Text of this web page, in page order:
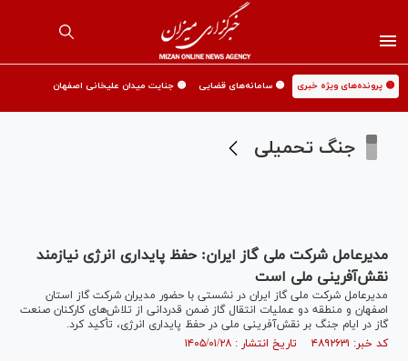
🟡 پرونده‌های ویژه خبری 🟡 سامانه‌های قضایی 🟡 جنایت میدان علیخانی اصفهان
جنگ تحمیلی
مدیرعامل شرکت ملی گاز ایران: حفظ پایداری انرژی نیازمند
نقش‌آفرینی ملی است
مدیرعامل شرکت ملی گاز ایران در نشستی با حضور مدیران شرکت گاز استان
اصفهان و منطقه دو عملیات انتقال گاز ضمن قدردانی از تلاش‌های کارکنان صنعت
گاز در ایام جنگ بر نقش‌آفرینی ملی در حفظ پایداری انرژی، تأکید کرد.
کد خبر: ۴۸۹۲۶۳۱ تاریخ انتشار : ۱۴۰۵/۰۱/۲۸